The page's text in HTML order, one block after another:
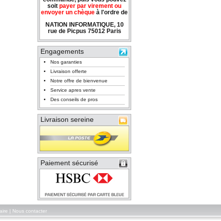
soit payer par virement ou
envoyer un chèque à l'ordre de
NATION INFORMATIQUE, 10
rue de Picpus 75012 Paris
Engagements
Nos garanties
Livraison offerte
Notre offre de bienvenue
Service apres vente
Des conseils de pros
Livraison sereine
Paiement sécurisé
Nous contacter